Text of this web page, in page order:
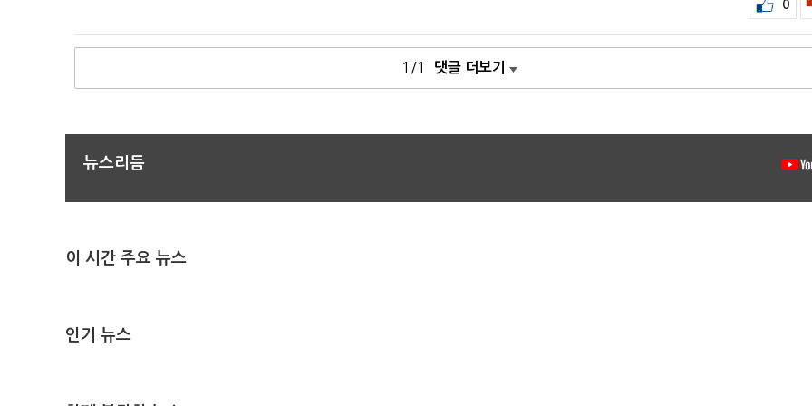
0
1/1 댓글 더보기
뉴스리듬
이 시간 주요 뉴스
인기 뉴스